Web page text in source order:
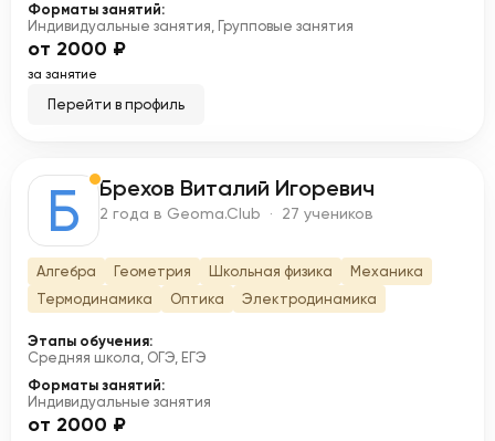
Форматы занятий:
Индивидуальные занятия, Групповые занятия
от 2000 ₽
за занятие
Перейти в профиль
Б Брехов Виталий Игоревич
2 года в Geoma.Club · 27 учеников
Алгебра Геометрия Школьная физика
Механика
Термодинамика
Оптика Электродинамика
Этапы обучения:
Средняя школа, ОГЭ, ЕГЭ
Форматы занятий:
Индивидуальные занятия
от 2000 ₽